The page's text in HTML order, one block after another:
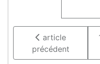
article
précédent